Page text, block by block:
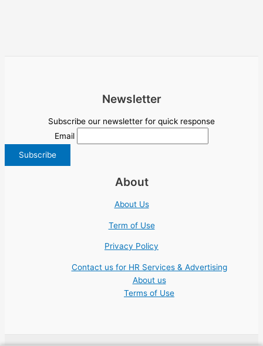
Newsletter
Subscribe our newsletter for quick response
Email
About
About Us
Term of Use
Privacy Policy
Contact us for HR Services & Advertising
About us
Terms of Use